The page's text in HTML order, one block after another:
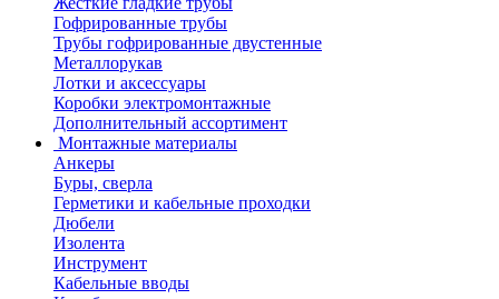
Гофрированные трубы
Трубы гофрированные двустенные
Металлорукав
Лотки и аксессуары
Коробки электромонтажные
Дополнительный ассортимент
Монтажные материалы
Анкеры
Буры, сверла
Герметики и кабельные проходки
Дюбели
Изолента
Инструмент
Кабельные вводы